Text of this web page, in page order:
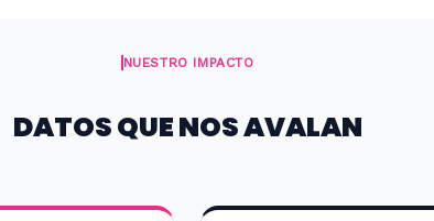
NUESTRO IMPACTO
DATOS QUE NOS AVALAN